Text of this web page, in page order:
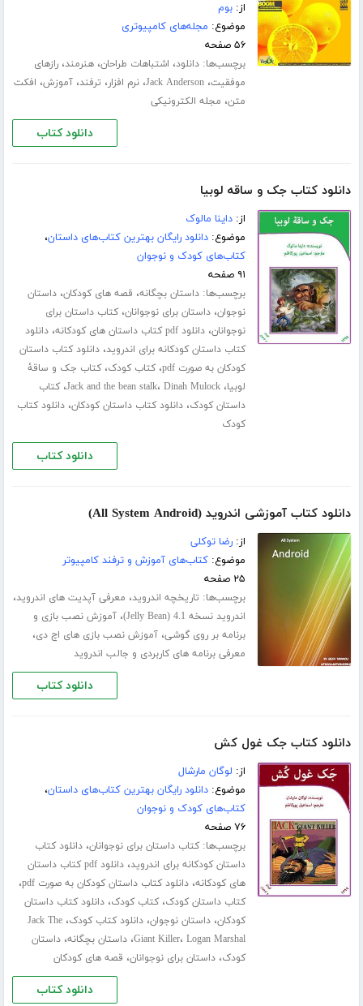
از:بوم
موضوع: مجله‌های کامپیوتری
۵۶ صفحه
برچسب‌ها:دانلود، اشتباهات طراحان،هنرمند،رازهای
موفقیت،Jack Anderson،نرم افزار، ترفند،آموزش، افکت
متن، مجله الکترونیکی
دانلود کتاب
دانلود کتاب جک و ساقه لوبیا
از:داینا مالوک
موضوع:دانلود رایگان بهترین کتاب‌های داستان،
کتاب‌های کودک و نوجوان
۹۱ صفحه
برچسب‌ها:داستان بچگانه، قصه های کودکان،داستان
نوجوان،داستان برای نوجوانان،کتاب داستان برای
نوجوانان،دانلود pdf کتاب داستان های کودکانه ،دانلود
کتاب داستان کودکانه برای اندروید،دانلود کتاب داستان
کودکان به صورت pdf
،کتاب کودک،کتاب جک و ساقۀ
لوبیا، Jack and the bean stalk، Dinah Mulock ،کتاب
داستان کودک،دانلود کتاب داستان کودکان،دانلود کتاب
کودک
دانلود کتاب
دانلود کتاب آموزشی اندروید (All System Android)
از:رضا توکلی
موضوع:کتاب‌های آموزش و ترفند کامپیوتر
۲۵ صفحه
برچسب‌ها: تاریخچه اندروید، معرفی آپدیت های اندروید،
اندروید نسخه 4.1 (Jelly Bean) ،آموزش نصب بازی و
برنامه بر روی گوشی،آموزش نصب بازی های اچ دی،
معرفی برنامه های کاربردی و جالب اندروید
دانلود کتاب
دانلود کتاب جک غول کش
از: لوگان مارشال
موضوع:دانلود رایگان بهترین کتاب‌های داستان،
کتاب‌های کودک و نوجوان
۷۶ صفحه
برچسب‌ها:کتاب داستان برای نوجوانان،دانلود کتاب
داستان کودکانه برای اندروید،
دانلود pdf کتاب داستان
های کودکانه،دانلود کتاب داستان کودکان به صورت pdf ،
کتاب داستان کودک،کتاب کودک،دانلود کتاب داستان
کودکان،داستان نوجوان،دانلود کتاب کودک،Jack The
Giant Killer، Logan Marshal ،داستان بچگانه،داستان
کودک،داستان برای نوجوانان، قصه های کودکان
دانلود کتاب